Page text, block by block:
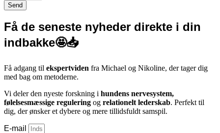
Send
Få de seneste nyheder direkte i din
indbakke🤩📥
Få adgang til ekspertviden fra Michael og Nikoline, der tager dig
med bag om metoderne.
Vi deler den nyeste forskning i hundens nervesystem,
følelsesmæssige regulering og relationelt lederskab. Perfekt til
dig, der ønsker et dybere og mere tillidsfuldt samspil.
E-mail